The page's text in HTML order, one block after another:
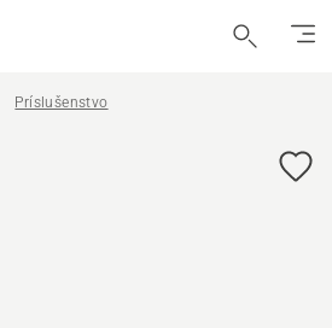
Príslušenstvo